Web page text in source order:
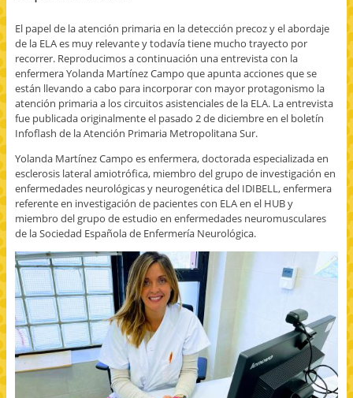
El papel de la atención primaria en la detección precoz y el abordaje
de la ELA es muy relevante y todavía tiene mucho trayecto por
recorrer. Reproducimos a continuación una entrevista con la
enfermera Yolanda Martínez Campo que apunta acciones que se
están llevando a cabo para incorporar con mayor protagonismo la
atención primaria a los circuitos asistenciales de la ELA. La entrevista
fue publicada originalmente el pasado 2 de diciembre en el boletín
Infoflash de la Atención Primaria Metropolitana Sur.
Yolanda Martínez Campo es enfermera, doctorada especializada en
esclerosis lateral amiotrófica, miembro del grupo de investigación en
enfermedades neurológicas y neurogenética del IDIBELL, enfermera
referente en investigación de pacientes con ELA en el HUB y
miembro del grupo de estudio en enfermedades neuromusculares
de la Sociedad Española de Enfermería Neurológica.